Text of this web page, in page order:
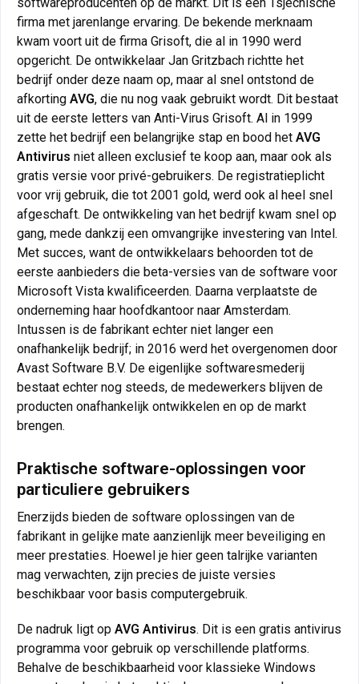
firma met jarenlange ervaring. De bekende merknaam
kwam voort uit de firma Grisoft, die al in 1990 werd
opgericht. De ontwikkelaar Jan Gritzbach richtte het
bedrijf onder deze naam op, maar al snel ontstond de
afkorting AVG, die nu nog vaak gebruikt wordt. Dit bestaat
uit de eerste letters van Anti-Virus Grisoft. Al in 1999
zette het bedrijf een belangrijke stap en bood het AVG
Antivirus niet alleen exclusief te koop aan, maar ook als
gratis versie voor privé-gebruikers. De registratieplicht
voor vrij gebruik, die tot 2001 gold, werd ook al heel snel
afgeschaft. De ontwikkeling van het bedrijf kwam snel op
gang, mede dankzij een omvangrijke investering van Intel.
Met succes, want de ontwikkelaars behoorden tot de
eerste aanbieders die beta-versies van de software voor
Microsoft Vista kwalificeerden. Daarna verplaatste de
onderneming haar hoofdkantoor naar Amsterdam.
Intussen is de fabrikant echter niet langer een
onafhankelijk bedrijf; in 2016 werd het overgenomen door
Avast Software B.V. De eigenlijke softwaresmederij
bestaat echter nog steeds, de medewerkers blijven de
producten onafhankelijk ontwikkelen en op de markt
brengen.
Praktische software-oplossingen voor
particuliere gebruikers
Enerzijds bieden de software oplossingen van de
fabrikant in gelijke mate aanzienlijk meer beveiliging en
meer prestaties. Hoewel je hier geen talrijke varianten
mag verwachten, zijn precies de juiste versies
beschikbaar voor basis computergebruik.
De nadruk ligt op AVG Antivirus. Dit is een gratis antivirus
programma voor gebruik op verschillende platforms.
Behalve de beschikbaarheid voor klassieke Windows